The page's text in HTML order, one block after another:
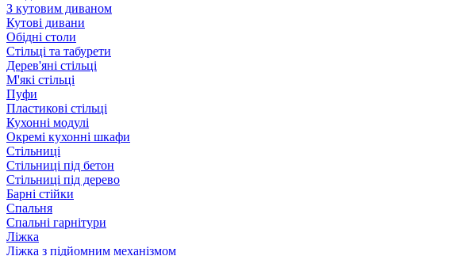
З кутовим диваном
Кутові дивани
Обідні столи
Стільці та табурети
Дерев'яні стільці
М'які стільці
Пуфи
Пластикові стільці
Кухонні модулі
Окремі кухонні шкафи
Стільниці
Стільниці під бетон
Стільниці під дерево
Барні стійки
Спальня
Спальні гарнітури
Ліжка
Ліжка з підйомним механізмом